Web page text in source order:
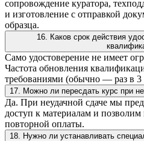
сопровождение куратора,
и изготовление с отправкой
образца.
16. Каков срок действия
Само удостоверение не имеет
Частота обновления
требованиями (обычно — раз в 3
17. Можно ли пересдать курс при
Да. При неудачной сдаче мы
доступ к материалам и позволим
повторной оплаты.
18. Нужно ли устанавливать